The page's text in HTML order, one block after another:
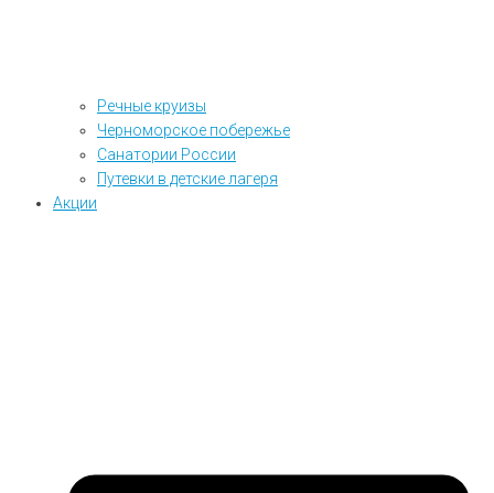
Речные круизы
Черноморское побережье
Санатории России
Путевки в детские лагеря
Акции